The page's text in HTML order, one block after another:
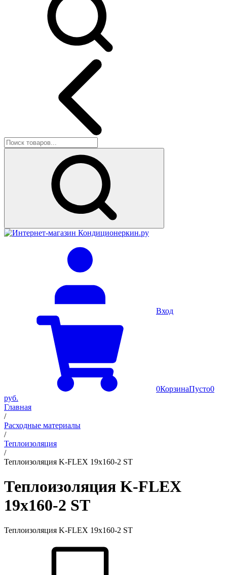
Вход
0КорзинаПусто0
руб.
Главная
/
Расходные материалы
/
Теплоизоляция
/
Теплоизоляция K-FLEX 19x160-2 ST
Теплоизоляция K-FLEX
19x160-2 ST
Теплоизоляция K-FLEX 19x160-2 ST